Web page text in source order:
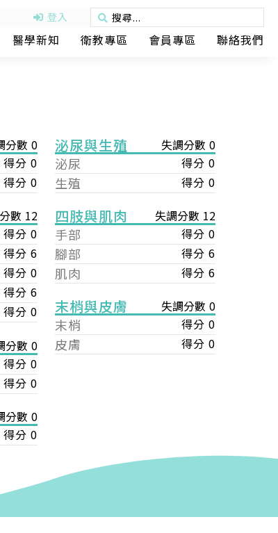
登入
醫學新知 衛教專區 會員專區 聯絡我們
分數 0
得分 0
得分 0
數 12
得分 0
得分 6
得分 0
得分 6
得分 0
分數 0
得分 0
得分 0
分數 0
得分 0
泌尿與生殖 失調分數 0
泌尿 得分 0
生殖 得分 0
四肢與肌肉 失調分數 12
手部 得分 0
腳部 得分 6
肌肉 得分 6
末梢與皮膚 失調分數 0
末梢 得分 0
皮膚 得分 0